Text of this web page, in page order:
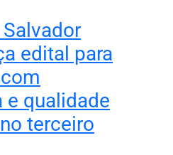
edital para
e qualidade
terceiro